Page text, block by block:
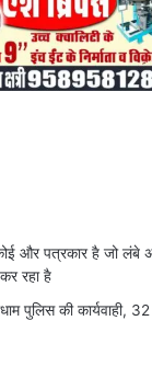
और पत्रकार है जो
रहा है
पुलिस की कार्यवाही,